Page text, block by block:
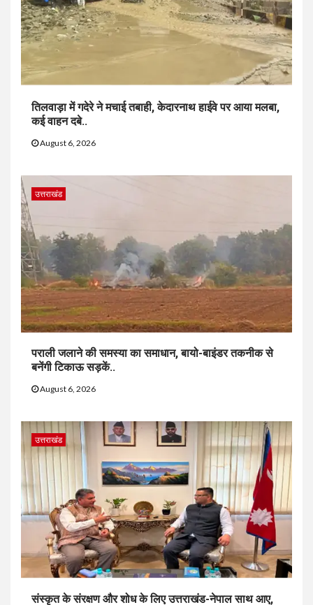
तिलवाड़ा में गदेरे ने मचाई तबाही, केदारनाथ हाईवे पर आया मलबा,
कई वाहन दबे..
August 6, 2026
उत्तराखंड
पराली जलाने की समस्या का समाधान, बायो-बाइंडर तकनीक से
बनेंगी टिकाऊ सड़कें..
August 6, 2026
उत्तराखंड
संस्कृत के संरक्षण और शोध के लिए उत्तराखंड-नेपाल साथ आए,